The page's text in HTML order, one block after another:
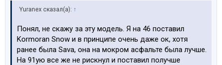
Yuranex сказал(а): ↑
Понял, не скажу за эту модель. Я на 46 поставил
Kormoran Snow и в принципе очень даже ок, хотя
ранее была Sava, она на мокром асфальте была лучше.
На 91ую все же не рискнул и поставил получше